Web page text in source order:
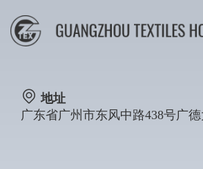
地址
广东省广州市东风中路438号广